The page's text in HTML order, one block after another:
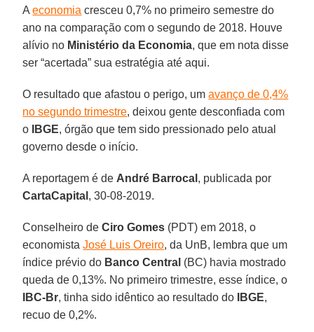
Aeconomia cresceu 0,7% no primeiro semestre do
ano na comparação com o segundo de 2018. Houve
alívio no Ministério da Economia, que em nota disse
ser “acertada” sua estratégia até aqui.
O resultado que afastou o perigo, umavanço de 0,4%
no segundo trimestre, deixou gente desconfiada com
o
IBGE, órgão que tem sido pressionado pelo atual
governo desde o início.
A reportagem é de André Barrocal , publicada por
CartaCapital , 30-08-2019.
Conselheiro deCiro Gomes (PDT) em 2018, o
economistaJosé Luis Oreiro, da UnB, lembra que um
índice prévio do Banco Central (BC) havia mostrado
queda de 0,13%. No primeiro trimestre, esse índice, o
IBC-Br, tinha sido idêntico ao resultado do IBGE,
recuo de 0,2%.